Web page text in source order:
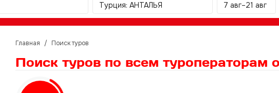
Турция: АНТАЛЬЯ 7 авг–21 авг
Главная / Поиск туров
Поиск туров по всем туроператорам